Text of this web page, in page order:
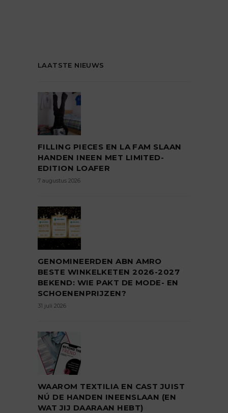
LAATSTE NIEUWS
FILLING PIECES EN LA FAM SLAAN
HANDEN INEEN MET LIMITED-
EDITION LOAFER
7 augustus 2026
GENOMINEERDEN ABN AMRO
BESTE WINKELKETEN 2026-2027
BEKEND: WIE PAKT DE MODE- EN
SCHOENENPRIJZEN?
31 juli 2026
WAAROM TEXTILIA EN CAST JUIST
NÚ DE HANDEN INEENSLAAN (EN
WAT JIJ DAARAAN HEBT)